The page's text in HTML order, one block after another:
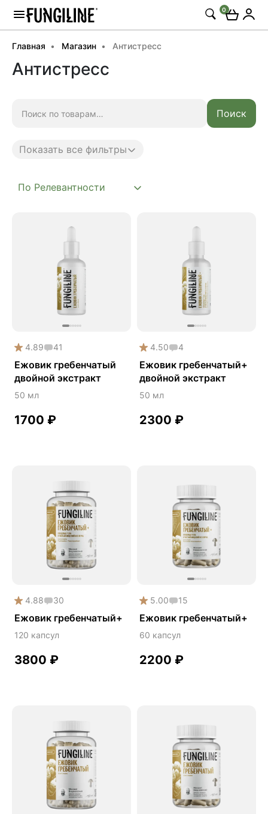
0
Главная Магазин Антистресс
Антистресс
Поиск
Показать все фильтры
Complex
Mushroom
Phyto
Premium
Solution
Акция
Антипаразит
Антистресс
Артишок
Бакопа Монье
Готу кола
Деменция
Детокс
Дикий ямс
Для волос
Зависимости
Здоровое пищеварение
Здоровые суставы
Здоровый микробиом
Здоровье легких
4.89 41
Ежовик гребенчатый
двойной экстракт
50 мл
1700 ₽
4.50 4
Ежовик гребенчатый+
двойной экстракт
50 мл
2300 ₽
4.88 30
Ежовик гребенчатый+
120 капсул
3800 ₽
5.00 15
Ежовик гребенчатый+
60 капсул
2200 ₽